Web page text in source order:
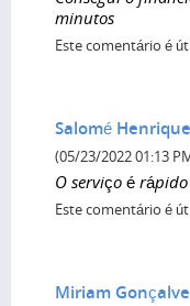
minutos
Este comentário é
Salomé
(05/23/2022 01:13
O serviço é
Este comentário é
Miriam